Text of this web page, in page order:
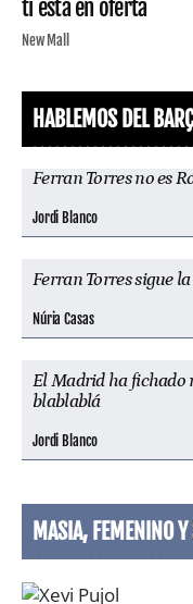
ti está en oferta
New Mall
HABLEMOS DEL
Ferran Torres no es
Jordi Blanco
Ferran Torres sigue
Núria Casas
El Madrid ha fichado
blablablá
Jordi Blanco
MASIA, FEMENINO Y